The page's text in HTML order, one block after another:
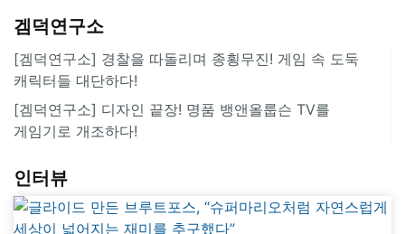
겜덕연구소
[겜덕연구소] 경찰을 따돌리며 종횡무진! 게임 속 도둑
캐릭터들 대단하다!
[겜덕연구소] 디자인 끝장! 명품 뱅앤올룹슨 TV를
게임기로 개조하다!
인터뷰